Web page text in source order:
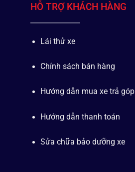
HỖ TRỢ KHÁCH HÀNG
Lái thử xe
Chính sách bán hàng
Hướng dẫn mua xe trả góp
Hướng dẫn thanh toán
Sửa chữa bảo dưỡng xe